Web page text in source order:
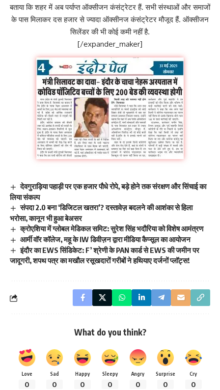
बताया कि शहर में अब पर्याप्त ऑक्सीजन कंसंट्रेटर हैं. सभी संस्थाओं और समाजों
के पास मिलाकर दस हजार से ज्यादा ऑक्सीनज कंसंट्रेटर मौजूद हैं. ऑक्सीजन
सिलेंडर की भी कोई कमी नहीं है.
[/expander_maker]
देवगुराड़िया पहाड़ी पर एक हजार पौधे रोपे, बड़े होने तक संरक्षण और सिंचाई का
लिया संकल्प
संपदा 2.0 बना ‘डिजिटल खतरा’? दस्तावेज़ बदलने की आशंका से हिला
भरोसा, कानून भी हुआ बेअसर
क्रोएशिया में ग्लोबल मेडिकल समिट: सुरेश सिंह भदौरिया को विशेष आमंत्रण
आर्मी वॉर कॉलेज, महू के IW डिवीज़न द्वारा मीडिया कैप्सूल का आयोजन
इंदौर का EWS सिंडिकेट: F’ श्रेणी के PAN कार्ड से EWS की जमीन पर
जादूगरी, शपथ पत्र का मखौल रसूखदारों गरीबों ने हथियाए दर्जनों प्लॉट्स!
What do you think?
Love
0
Sad
0
Happy
0
Sleepy
0
Angry
0
Surprise
0
Cry
0